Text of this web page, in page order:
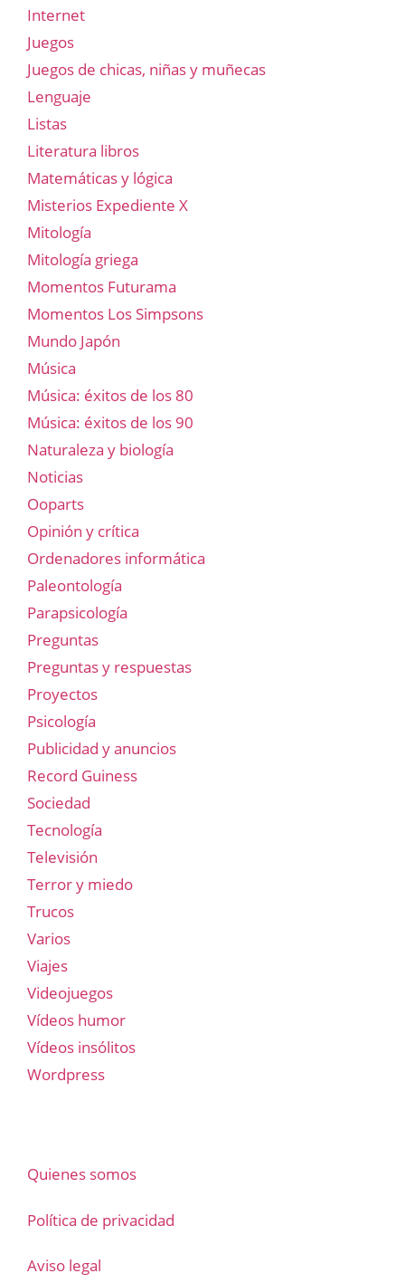
Internet
Juegos
Juegos de chicas, niñas y muñecas
Lenguaje
Listas
Literatura libros
Matemáticas y lógica
Misterios Expediente X
Mitología
Mitología griega
Momentos Futurama
Momentos Los Simpsons
Mundo Japón
Música
Música: éxitos de los 80
Música: éxitos de los 90
Naturaleza y biología
Noticias
Ooparts
Opinión y crítica
Ordenadores informática
Paleontología
Parapsicología
Preguntas
Preguntas y respuestas
Proyectos
Psicología
Publicidad y anuncios
Record Guiness
Sociedad
Tecnología
Televisión
Terror y miedo
Trucos
Varios
Viajes
Videojuegos
Vídeos humor
Vídeos insólitos
Wordpress
Quienes somos
Política de privacidad
Aviso legal